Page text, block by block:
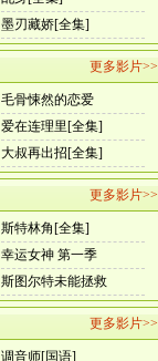
墨刃藏娇[全集]
更多影片>>
毛骨悚然的恋爱
爱在连理里[全集]
大叔再出招[全集]
更多影片>>
斯特林角[全集]
幸运女神 第一季
斯图尔特未能拯救
更多影片>>
调音师[国语]